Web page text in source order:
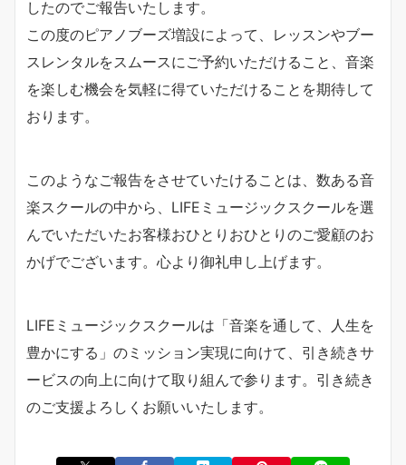
したのでご報告いたします。
この度のピアノブーズ増設によって、レッスンやブー
スレンタルをスムースにご予約いただけること、音楽
を楽しむ機会を気軽に得ていただけることを期待して
おります。
このようなご報告をさせていたけることは、数ある音
楽スクールの中から、LIFEミュージックスクールを選
んでいただいたお客様おひとりおひとりのご愛顧のお
かげでございます。心より御礼申し上げます。
LIFEミュージックスクールは「音楽を通して、人生を
豊かにする」のミッション実現に向けて、引き続きサ
ービスの向上に向けて取り組んで参ります。引き続き
のご支援よろしくお願いいたします。